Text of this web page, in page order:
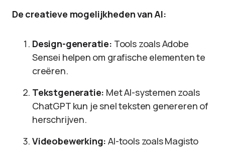
De creatieve mogelijkheden van AI:
Design-generatie: Tools zoals Adobe
Sensei helpen om grafische elementen te
creëren.
Tekstgeneratie: Met AI-systemen zoals
ChatGPT kun je snel teksten genereren of
herschrijven.
Videobewerking: AI-tools zoals Magisto